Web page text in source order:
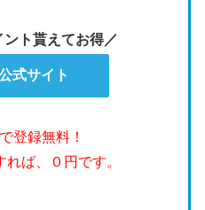
ト貰えてお得／
式サイト
登録無料！
ば、０円です。